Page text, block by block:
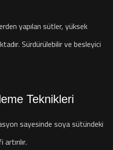
yapılan sütler, yüksek
Sürdürülebilir ve besleyici
Teknikleri
sayesinde soya sütündeki